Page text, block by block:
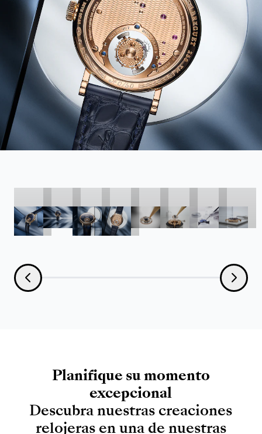
Planifiquesumomento
excepcional
Descubranuestras creaciones
relojeras enuna de nuestras